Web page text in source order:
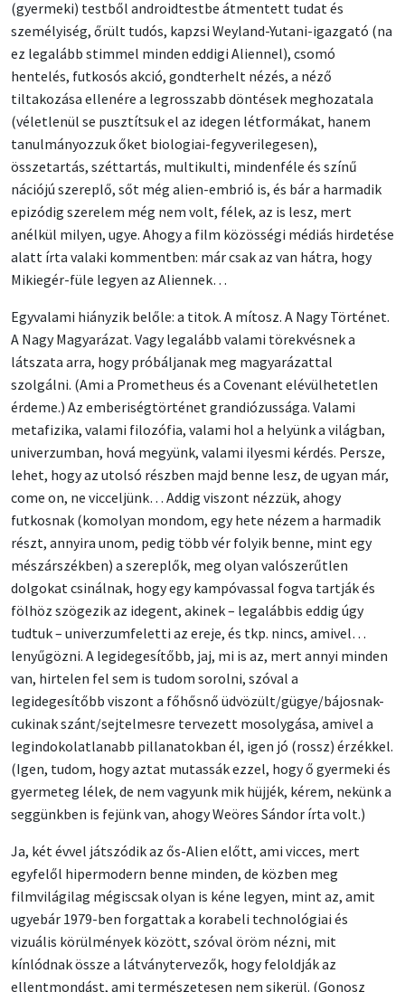
(gyermeki) testből androidtestbe átmentett tudat és
személyiség, őrült tudós, kapzsi Weyland-Yutani-igazgató (na
ez legalább stimmel minden eddigi Aliennel), csomó
hentelés, futkosós akció, gondterhelt nézés, a néző
tiltakozása ellenére a legrosszabb döntések meghozatala
(véletlenül se pusztítsuk el az idegen létformákat, hanem
tanulmányozzuk őket biologiai-fegyverilegesen),
összetartás, széttartás, multikulti, mindenféle és színű
nációjú szereplő, sőt még alien-embrió is, és bár a harmadik
epizódig szerelem még nem volt, félek, az is lesz, mert
anélkül milyen, ugye. Ahogy a film közösségi médiás hirdetése
alatt írta valaki kommentben: már csak az van hátra, hogy
Mikiegér-füle legyen az Aliennek…
Egyvalami hiányzik belőle: a titok. A mítosz. A Nagy Történet.
A Nagy Magyarázat. Vagy legalább valami törekvésnek a
látszata arra, hogy próbáljanak meg magyarázattal
szolgálni. (Ami a Prometheus és a Covenant elévülhetetlen
érdeme.) Az emberiségtörténet grandiózussága. Valami
metafizika, valami filozófia, valami hol a helyünk a világban,
univerzumban, hová megyünk, valami ilyesmi kérdés. Persze,
lehet, hogy az utolsó részben majd benne lesz, de ugyan már,
come on, ne vicceljünk… Addig viszont nézzük, ahogy
futkosnak (komolyan mondom, egy hete nézem a harmadik
részt, annyira unom, pedig több vér folyik benne, mint egy
mészárszékben) a szereplők, meg olyan valószerűtlen
dolgokat csinálnak, hogy egy kampóvassal fogva tartják és
fölhöz szögezik az idegent, akinek – legalábbis eddig úgy
tudtuk – univerzumfeletti az ereje, és tkp. nincs, amivel…
lenyűgözni. A legidegesítőbb, jaj, mi is az, mert annyi minden
van, hirtelen fel sem is tudom sorolni, szóval a
legidegesítőbb viszont a főhősnő üdvözült/gügye/bájosnak-
cukinak szánt/sejtelmesre tervezett mosolygása, amivel a
legindokolatlanabb pillanatokban él, igen jó (rossz) érzékkel.
(Igen, tudom, hogy aztat mutassák ezzel, hogy ő gyermeki és
gyermeteg lélek, de nem vagyunk mik hüjjék, kérem, nekünk a
seggünkben is fejünk van, ahogy Weöres Sándor írta volt.)
Ja, két évvel játszódik az ős-Alien előtt, ami vicces, mert
egyfelől hipermodern benne minden, de közben meg
filmvilágilag mégiscsak olyan is kéne legyen, mint az, amit
ugyebár 1979-ben forgattak a korabeli technológiai és
vizuális körülmények között, szóval öröm nézni, mit
kínlódnak össze a látványtervezők, hogy feloldják az
ellentmondást, ami természetesen nem sikerül. (Gonosz